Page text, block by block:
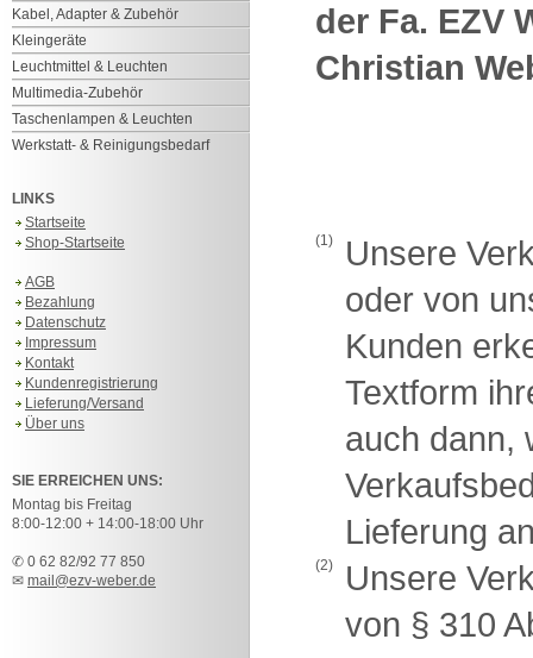
Kabel, Adapter & Zubehör
Kleingeräte
Leuchtmittel & Leuchten
Multimedia-Zubehör
Taschenlampen & Leuchten
Werkstatt- & Reinigungsbedarf
LINKS
Startseite
Shop-Startseite
AGB
Bezahlung
Datenschutz
Impressum
Kontakt
Kundenregistrierung
Lieferung/Versand
Über uns
SIE ERREICHEN UNS:
Montag bis Freitag
8:00-12:00 + 14:00-18:00 Uhr
✆ 0 62 82/92 77 850
✉ mail@ezv-weber.de
der Fa. EZV
Christian
(1)
Unsere
oder von
Kunden
Textform
auch dann,
Lieferung
(2)
Unsere
von § 310